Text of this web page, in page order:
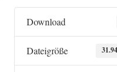
Download
Dateigröße